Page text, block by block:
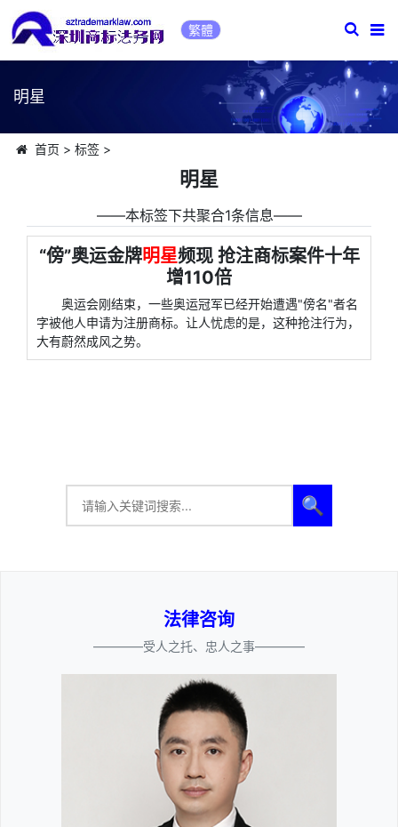
繁體
明星
首页 > 标签>
明星
――本标签下共聚合1条信息――
“傍”奥运金牌明星频现 抢注商标案件十年
增110倍
奥运会刚结束，一些奥运冠军已经开始遭遇"傍名"者名
字被他人申请为注册商标。让人忧虑的是，这种抢注行为，
大有蔚然成风之势。
🔍
法律咨询
————受人之托、忠人之事————